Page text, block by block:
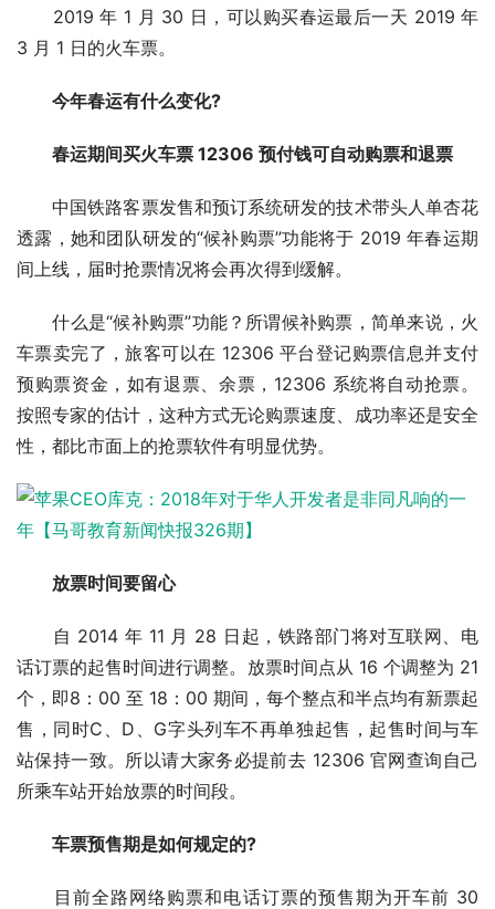
2019 年 1 月 30 日，可以购买春运最后一天 2019 年
3 月 1 日的火车票。
今年春运有什么变化?
春运期间买火车票 12306 预付钱可自动购票和退票
中国铁路客票发售和预订系统研发的技术带头人单杏花
透露，她和团队研发的“候补购票”功能将于 2019 年春运期
间上线，届时抢票情况将会再次得到缓解。
什么是“候补购票”功能？所谓候补购票，简单来说，火
车票卖完了，旅客可以在 12306 平台登记购票信息并支付
预购票资金，如有退票、余票，12306 系统将自动抢票。
按照专家的估计，这种方式无论购票速度、成功率还是安全
性，都比市面上的抢票软件有明显优势。
放票时间要留心
自 2014 年 11 月 28 日起，铁路部门将对互联网、电
话订票的起售时间进行调整。放票时间点从 16 个调整为 21
个，即8：00 至 18：00 期间，每个整点和半点均有新票起
售，同时C、D、G字头列车不再单独起售，起售时间与车
站保持一致。所以请大家务必提前去 12306 官网查询自己
所乘车站开始放票的时间段。
车票预售期是如何规定的?
目前全路网络购票和电话订票的预售期为开车前 30